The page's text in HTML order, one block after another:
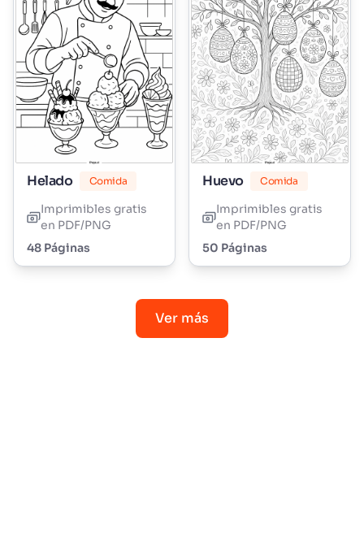
Helado Comida
Imprimibles gratis
en PDF/PNG
48 Páginas
Huevo Comida
Imprimibles gratis
en PDF/PNG
50 Páginas
Ver más